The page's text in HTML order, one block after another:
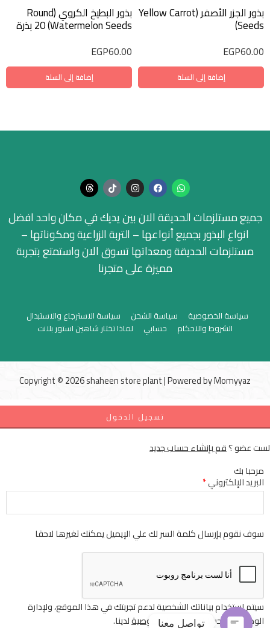
بذور الجزر الأصفر (Yellow Carrot
Seeds)
EGP60.00
إضافة إلى السلة
بذور البطيخ الكروي (Round
Watermelon Seeds) 20 بذرة
EGP60.00
إضافة إلى السلة
جميع مستلزمات الحديقة الان بين يديك في مكان واحد افضل
انواع البذور بجميع أنواعها – التربة الزراعية ومكوناتها –
مستلزمات الحديقة ومعداتها تسوق الان واستمتع بتجربة
مميزة على متجرنا
سياسة الخصوصية سياسة الشحن
سياسة الاسترجاع والاستبدال
الشروط والاحكام
حسابي لماذا تختار شاهين استور بلانت
Copyright © 2026 shaheen store plant | Powered byMomyyaz
تسجيل الدخول
لست عضو ؟قم بإنشاء حساب جديد
مرحبا بك
البريد الإلكتروني*
سوف نقوم بإرسال كلمة السر لك علي الإيميل يمكنك تغيرها لاحقا
سيتم استخدام بياناتك الشخصية لدعم تجربتك في هذا الموقع، ولإدارة
الوصول إلى حسابكسياسة الخصوصيةلدينا. تواصل معنا